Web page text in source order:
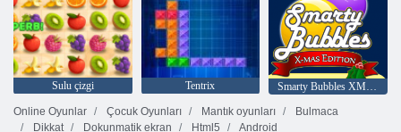
Sulu çizgi Tentrix
Smarty Bubbles XMas Sürümü
Online Oyunlar
Çocuk Oyunları Mantık oyunları
Bulmaca
Dikkat
Dokunmatik ekran Html5 Android